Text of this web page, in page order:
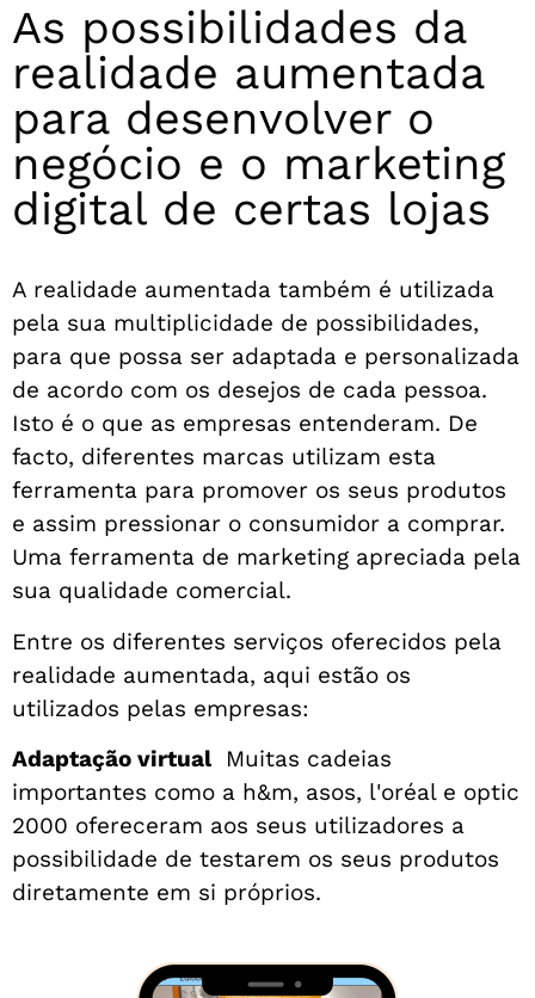
As possibilidades da
realidade aumentada
para desenvolver o
negócio e o marketing
digital de certas lojas
A realidade aumentada também é utilizada
pela sua multiplicidade de possibilidades,
para que possa ser adaptada e personalizada
de acordo com os desejos de cada pessoa.
Isto é o que as empresas entenderam. De
facto, diferentes marcas utilizam esta
ferramenta para promover os seus produtos
e assim pressionar o consumidor a comprar.
Uma ferramenta de marketing apreciada pela
sua qualidade comercial.
Entre os diferentes serviços oferecidos pela
realidade aumentada, aqui estão os
utilizados pelas empresas:
Adaptação virtualMuitas cadeias
importantes como a h&m, asos, l'oréal e optic
2000 ofereceram aos seus utilizadores a
possibilidade de testarem os seus produtos
diretamente em si próprios.